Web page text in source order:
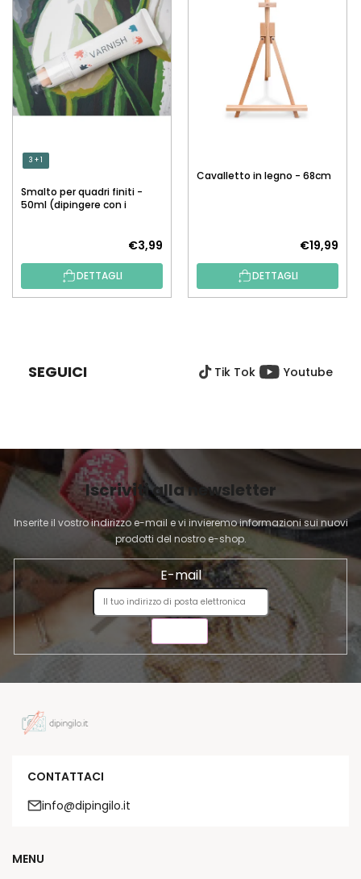
3 + 1
Smalto per quadri finiti -
50ml (dipingere con i
€3,99
DETTAGLI
Cavalletto in legno - 68cm
€19,99
DETTAGLI
G
N
A
SEGUICI Tik Tok Youtube
Iscriviti alla newsletter
Inserite il vostro indirizzo e-mail e vi invieremo informazioni sui nuovi
prodotti del nostro e-shop.
E-mail
CONTATTACI
info@dipingilo.it
MENU